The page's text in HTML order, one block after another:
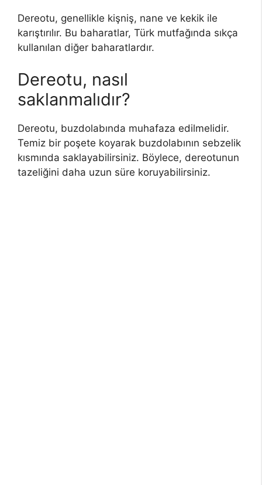
Dereotu, genellikle kişniş, nane ve kekik ile
karıştırılır. Bu baharatlar, Türk mutfağında sıkça
kullanılan diğer baharatlardır.
Dereotu, nasıl
saklanmalıdır?
Dereotu, buzdolabında muhafaza edilmelidir.
Temiz bir poşete koyarak buzdolabının sebzelik
kısmında saklayabilirsiniz. Böylece, dereotunun
tazeliğini daha uzun süre koruyabilirsiniz.